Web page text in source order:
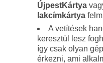
ÚjpestKártya
lakcímkártya
A vetítések
keresztül lesz
így csak olyan
érkezni, ami